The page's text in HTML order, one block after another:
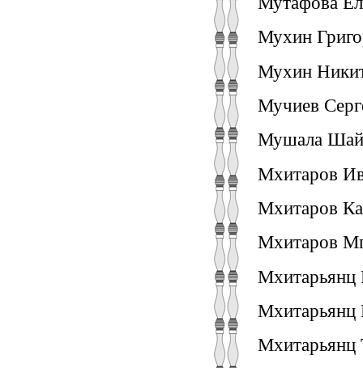
Мухин
Мухин
Мучиев
Мушала
Мхитаров
Мхитаров
Мхитаров
Мхитарьянц
Мхитарьянц
Мхитарьянц